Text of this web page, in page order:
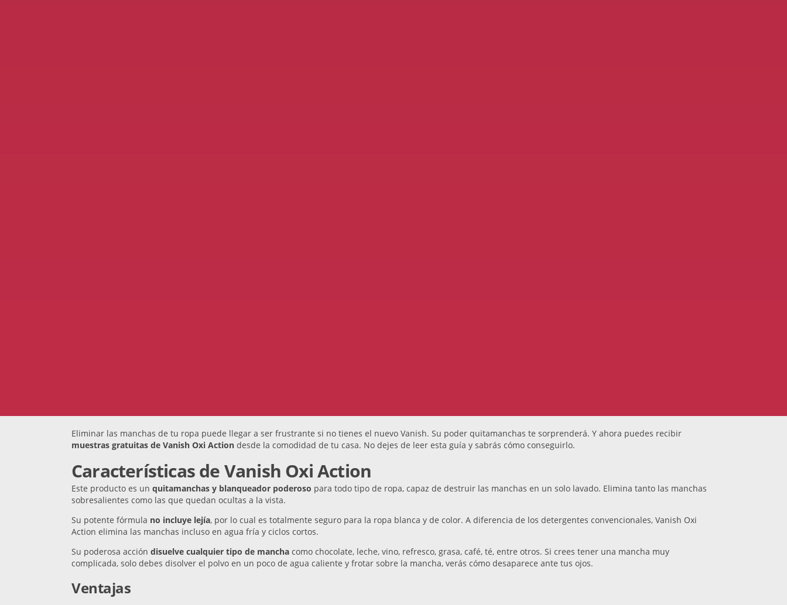
Eliminar las manchas de tu ropa puede llegar a ser frustrante si no tienes el nuevo Vanish. Su poder quitamanchas te sorprenderá. Y ahora puedes recibir
muestras gratuitas de Vanish Oxi Action desde la comodidad de tu casa. No dejes de leer esta guía y sabrás cómo conseguirlo.
Características de Vanish Oxi Action
Este producto es un quitamanchas y blanqueador poderoso para todo tipo de ropa, capaz de destruir las manchas en un solo lavado. Elimina tanto las manchas
sobresalientes como las que quedan ocultas a la vista.
Su potente fórmula no incluye lejía, por lo cual es totalmente seguro para la ropa blanca y de color. A diferencia de los detergentes convencionales, Vanish Oxi
Action elimina las manchas incluso en agua fría y ciclos cortos.
Su poderosa acción disuelve cualquier tipo de mancha como chocolate, leche, vino, refresco, grasa, café, té, entre otros. Si crees tener una mancha muy
complicada, solo debes disolver el polvo en un poco de agua caliente y frotar sobre la mancha, verás cómo desaparece ante tus ojos.
Ventajas